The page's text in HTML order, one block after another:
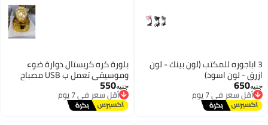
3 اباجوره للمكتب (لون بينك - لون
ازرق - لون اسود)
جنيه650
أقل سعر في 7 يوم
توصيل مجاني
أقل سعر في 7 يوم
بلورة كره كريستال دوارة ضوء
وموسيقي تعمل ب USB مصباح
مكتب ثلاثيه الابعاد مع قاعدة
متحركة 360 درجة ذهبي
جنيه550
أقل سعر في 7 يوم
توصيل مجاني
أقل سعر في 7 يوم